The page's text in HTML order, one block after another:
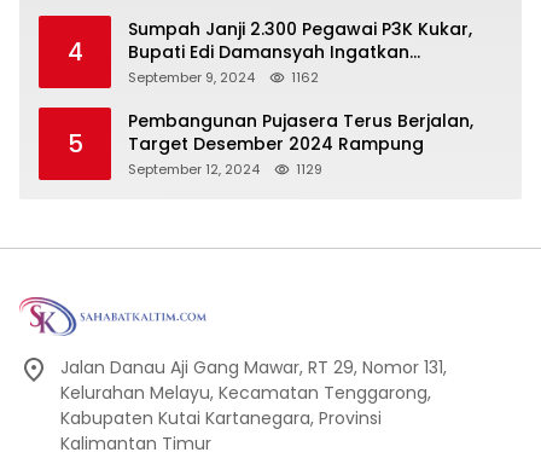
4
Sumpah Janji 2.300 Pegawai P3K Kukar,
Bupati Edi Damansyah Ingatkan
Tanggung Jawab Baru
September 9, 2024 1162
5
Pembangunan Pujasera Terus Berjalan,
Target Desember 2024 Rampung
September 12, 2024 1129
Jalan Danau Aji Gang Mawar, RT 29, Nomor 131,
Kelurahan Melayu, Kecamatan Tenggarong,
Kabupaten Kutai Kartanegara, Provinsi
Kalimantan Timur